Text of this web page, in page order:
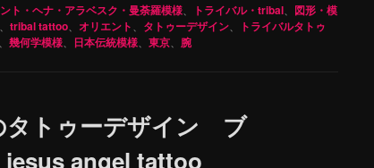
ト・ヘナ・アラベスク・曼荼羅模様 トライバル・tribal
図形・模
tribal tattoo オリエント タトゥーデザイン
トライバルタトゥ
幾何学模様 日本伝統模様 東京 腕
タトゥーデザイン ブ
angel tattoo